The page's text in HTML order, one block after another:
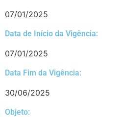
07/01/2025
Data de Início da Vigência:
07/01/2025
Data Fim da Vigência:
30/06/2025
Objeto: